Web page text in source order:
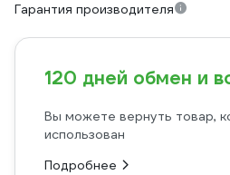
Гарантия производителя
120 дней обмен и
Вы можете вернуть товар,
использован
Подробнее